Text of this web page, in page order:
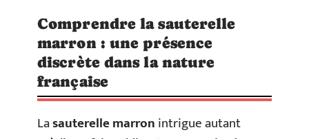
Comprendre la sauterelle
marron : une présence
discrète dans la nature
française
Lasauterelle marronintrigue autant